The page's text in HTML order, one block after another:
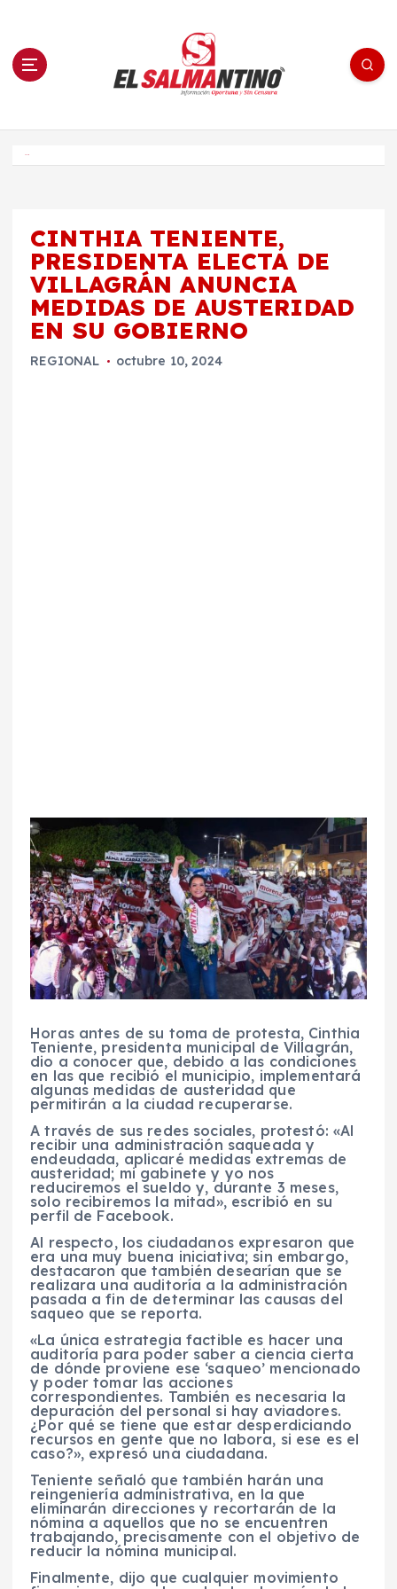
n El Salmantino - medios/noticias/editorial
CINTHIA TENIENTE,
PRESIDENTA ELECTA DE
VILLAGRÁN ANUNCIA
MEDIDAS DE AUSTERIDAD
EN SU GOBIERNO
REGIONAL octubre 10, 2024
Horas antes de su toma de protesta, Cinthia
Teniente, presidenta municipal de Villagrán,
dio a conocer que, debido a las condiciones
en las que recibió el municipio, implementará
algunas medidas de austeridad que
permitirán a la ciudad recuperarse.
A través de sus redes sociales, protestó: «Al
recibir una administración saqueada y
endeudada, aplicaré medidas extremas de
austeridad; mi gabinete y yo nos
reduciremos el sueldo y, durante 3 meses,
solo recibiremos la mitad», escribió en su
perfil de Facebook.
Al respecto, los ciudadanos expresaron que
era una muy buena iniciativa; sin embargo,
destacaron que también desearían que se
realizara una auditoría a la administración
pasada a fin de determinar las causas del
saqueo que se reporta.
«La única estrategia factible es hacer una
auditoría para poder saber a ciencia cierta
de dónde proviene ese ‘saqueo’ mencionado
y poder tomar las acciones
correspondientes. También es necesaria la
depuración del personal si hay aviadores.
¿Por qué se tiene que estar desperdiciando
recursos en gente que no labora, si ese es el
caso?», expresó una ciudadana.
Teniente señaló que también harán una
reingeniería administrativa, en la que
eliminarán direcciones y recortarán de la
nómina a aquellos que no se encuentren
trabajando, precisamente con el objetivo de
reducir la nómina municipal.
Finalmente, dijo que cualquier movimiento